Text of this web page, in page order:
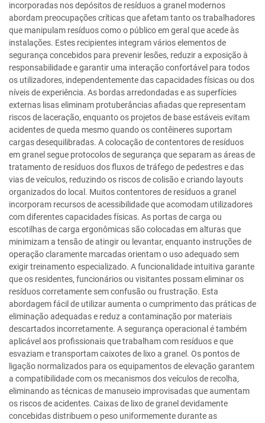
incorporadas nos depósitos de resíduos a granel modernos
abordam preocupações críticas que afetam tanto os trabalhadores
que manipulam resíduos como o público em geral que acede às
instalações. Estes recipientes integram vários elementos de
segurança concebidos para prevenir lesões, reduzir a exposição à
responsabilidade e garantir uma interação confortável para todos
os utilizadores, independentemente das capacidades físicas ou dos
níveis de experiência. As bordas arredondadas e as superfícies
externas lisas eliminam protuberâncias afiadas que representam
riscos de laceração, enquanto os projetos de base estáveis evitam
acidentes de queda mesmo quando os contêineres suportam
cargas desequilibradas. A colocação de contentores de resíduos
em granel segue protocolos de segurança que separam as áreas de
tratamento de resíduos dos fluxos de tráfego de pedestres e das
vias de veículos, reduzindo os riscos de colisão e criando layouts
organizados do local. Muitos contentores de resíduos a granel
incorporam recursos de acessibilidade que acomodam utilizadores
com diferentes capacidades físicas. As portas de carga ou
escotilhas de carga ergonômicas são colocadas em alturas que
minimizam a tensão de atingir ou levantar, enquanto instruções de
operação claramente marcadas orientam o uso adequado sem
exigir treinamento especializado. A funcionalidade intuitiva garante
que os residentes, funcionários ou visitantes possam eliminar os
resíduos corretamente sem confusão ou frustração. Esta
abordagem fácil de utilizar aumenta o cumprimento das práticas de
eliminação adequadas e reduz a contaminação por materiais
descartados incorretamente. A segurança operacional é também
aplicável aos profissionais que trabalham com resíduos e que
esvaziam e transportam caixotes de lixo a granel. Os pontos de
ligação normalizados para os equipamentos de elevação garantem
a compatibilidade com os mecanismos dos veículos de recolha,
eliminando as técnicas de manuseio improvisadas que aumentam
os riscos de acidentes. Caixas de lixo de granel devidamente
concebidas distribuem o peso uniformemente durante as